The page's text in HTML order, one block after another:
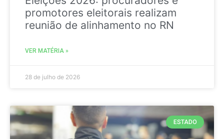
promotores eleitorais realizam
reunião de alinhamento no RN
VER MATÉRIA »
28 de julho de 2026
ESTADO